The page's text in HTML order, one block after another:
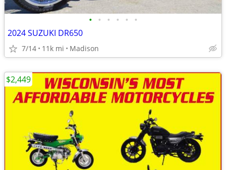
• • • • • •
2024 SUZUKI DR650
7/14 11k mi Madison
$2,449